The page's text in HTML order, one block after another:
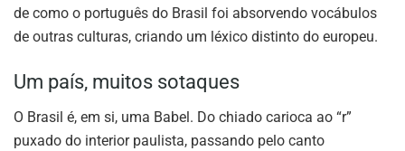
de como o português do Brasil foi absorvendo vocábulos
de outras culturas, criando um léxico distinto do europeu.
Um país, muitos sotaques
O Brasil é, em si, uma Babel. Do chiado carioca ao “r”
puxado do interior paulista, passando pelo canto